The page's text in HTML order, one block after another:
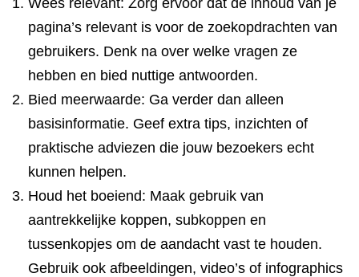
Wees relevant: Zorg ervoor dat de inhoud van je
pagina’s relevant is voor de zoekopdrachten van
gebruikers. Denk na over welke vragen ze
hebben en bied nuttige antwoorden.
Bied meerwaarde: Ga verder dan alleen
basisinformatie. Geef extra tips, inzichten of
praktische adviezen die jouw bezoekers echt
kunnen helpen.
Houd het boeiend: Maak gebruik van
aantrekkelijke koppen, subkoppen en
tussenkopjes om de aandacht vast te houden.
Gebruik ook afbeeldingen, video’s of infographics